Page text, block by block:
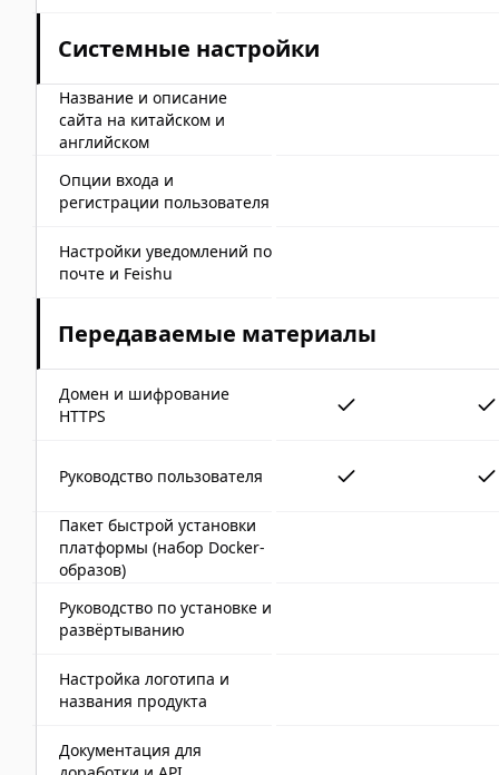
Системные настройки
Название и описание
сайта на китайском и
английском
Опции входа и
регистрации пользователя
Настройки уведомлений по
почте и Feishu
Передаваемые материалы
Домен и шифрование
HTTPS
Руководство пользователя
Пакет быстрой установки
платформы (набор Docker-
образов)
Руководство по установке и
развёртыванию
Настройка логотипа и
названия продукта
Документация для